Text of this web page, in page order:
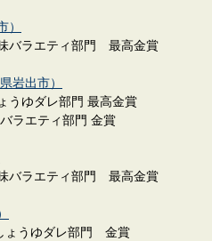
バラエティ部門 最高金賞
岩出市）
うゆダレ部門 最高金賞
ラエティ部門 金賞
バラエティ部門 最高金賞
ょうゆダレ部門 金賞